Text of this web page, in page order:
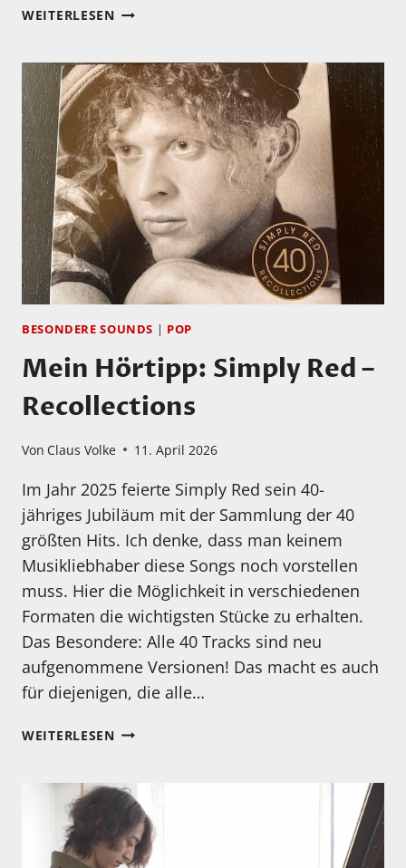
WEITERLESENKENNEN
BESONDERE SOUNDS | POP
Mein Hörtipp: Simply Red –
Recollections
Von Claus Volke 11. April 2026
Im Jahr 2025 feierte Simply Red sein 40-
jähriges Jubiläum mit der Sammlung der 40
größten Hits. Ich denke, dass man keinem
Musikliebhaber diese Songs noch vorstellen
muss. Hier die Möglichkeit in verschiedenen
Formaten die wichtigsten Stücke zu erhalten.
Das Besondere: Alle 40 Tracks sind neu
aufgenommene Versionen! Das macht es auch
für diejenigen, die alle…
WEITERLESENMEIN
RED
RECOLLECTIONS